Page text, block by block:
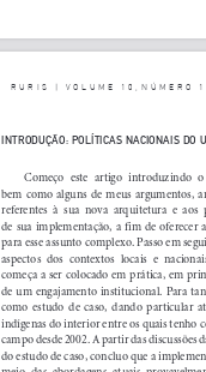
RURIS | VOLUME 10,NÚMERO
INTRODUÇÃO: POLÍTICAS NACIONAIS DO
Começo  este  artigo  introduzindo
bem  como  alguns  de  meus  argumentos,
referentes  à  sua  nova  arquitetura  e  aos
de  sua  implementação,  a  fim  de  oferecer
para esse assunto complexo. Passo em
aspectos  dos  contextos  locais  e
começa a ser colocado em prática, em
de um engajamento institucional. Para
como  estudo  de  caso,  dando  particular
indígenas do interior entre os quais tenho
campo desde 2002. A partir das discussões
do estudo de caso, concluo que a